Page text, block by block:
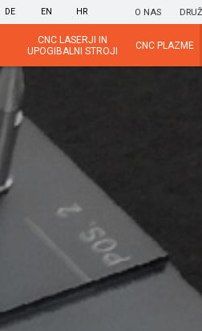
DE EN HR O NAS
CNC LASERJI IN
UPOGIBALNI STROJI
CNC PLAZME